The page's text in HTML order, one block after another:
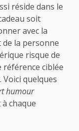
réside dans le
soit
avec la
la personne
risque de
référence ciblée
quelques
humour
chaque